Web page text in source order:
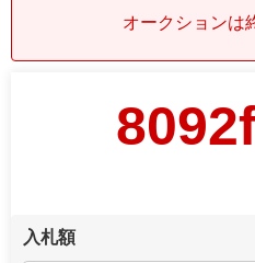
オークションは
入札額